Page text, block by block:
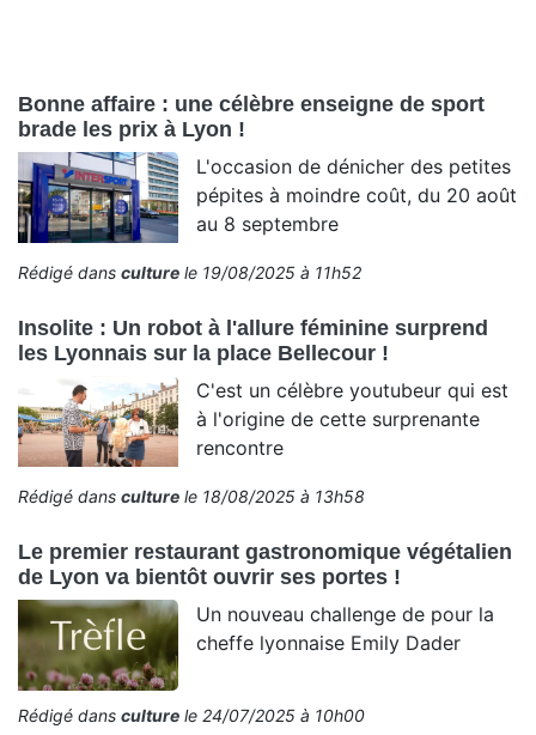
Bonne affaire : une célèbre enseigne de sport
brade les prix à Lyon !
L'occasion de dénicher des petites
pépites à moindre coût, du 20 août
au 8 septembre
Rédigé dans culture le 19/08/2025 à 11h52
Insolite : Un robot à l'allure féminine surprend
les Lyonnais sur la place Bellecour !
C'est un célèbre youtubeur qui est
à l'origine de cette surprenante
rencontre
Rédigé dans culture le 18/08/2025 à 13h58
Le premier restaurant gastronomique végétalien
de Lyon va bientôt ouvrir ses portes !
Un nouveau challenge de pour la
cheffe lyonnaise Emily Dader
Rédigé dans culture le 24/07/2025 à 10h00